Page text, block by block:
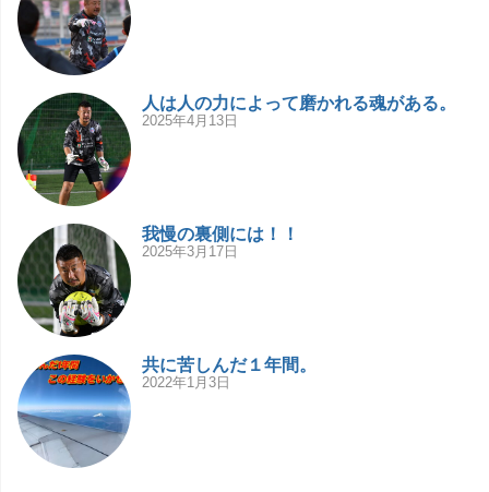
人は人の力によって磨かれる魂がある。
2025年4月13日
我慢の裏側には！！
2025年3月17日
共に苦しんだ１年間。
2022年1月3日